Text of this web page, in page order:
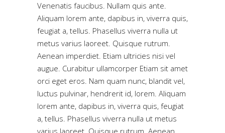
Venenatis faucibus. Nullam quis ante.
Aliquam lorem ante, dapibus in, viverra quis,
feugiat a, tellus. Phasellus viverra nulla ut
metus varius laoreet. Quisque rutrum.
Aenean imperdiet. Etiam ultricies nisi vel
augue. Curabitur ullamcorper Etiam sit amet
orci eget eros. Nam quam nunc, blandit vel,
luctus pulvinar, hendrerit id, lorem. Aliquam
lorem ante, dapibus in, viverra quis, feugiat
a, tellus. Phasellus viverra nulla ut metus
varius laoreet. Quisque rutrum. Aenean